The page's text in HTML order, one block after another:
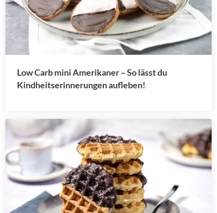
Low Carb mini Amerikaner – So lässt du
Kindheitserinnerungen aufleben!